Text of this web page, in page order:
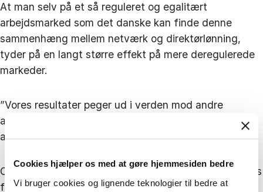
Cookies hjælper os med at gøre hjemmesiden bedre
Vi bruger cookies og lignende teknologier til bedre at
At man selv på et så reguleret og egalitært
arbejdsmarked som det danske kan finde denne
sammenhæng mellem netværk og direktørlønning,
tyder på en langt større effekt på mere deregulerede
markeder.
”Vores resultater peger ud i verden mod andre
arbejdsmarkedssystemer og ledelsessystemer”,
afslutter Thomas Poulsen.
Om bestyrelser i sidste ende vælger at betale fuld pris
for topkandidaten, bør ifølge forskeren fortsat være